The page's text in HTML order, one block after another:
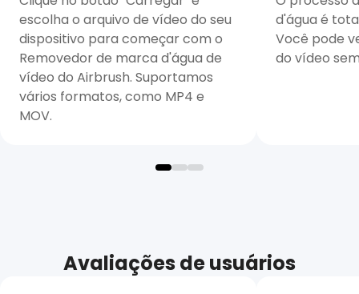
escolha o arquivo de vídeo do seu
dispositivo para começar com o
Removedor de marca d'água de
vídeo do Airbrush. Suportamos
vários formatos, como MP4 e
MOV.
d'água é
Você pode
do vídeo
Avaliações de usuários